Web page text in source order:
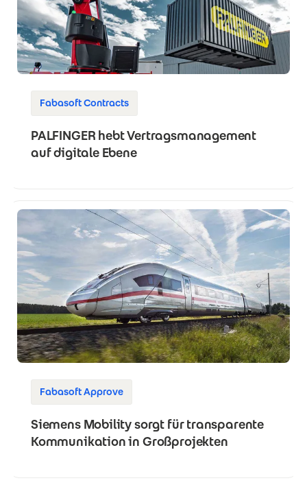
Fabasoft Contracts
PALFINGER hebt Vertragsmanagement
auf digitale Ebene
Fabasoft Approve
Siemens Mobility sorgt für transparente
Kommunikation in Großprojekten